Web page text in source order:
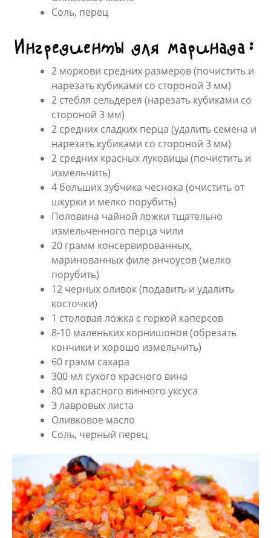
Соль, перец
Ингредиенты для маринада:
2 моркови средних размеров (почистить и
нарезать кубиками со стороной 3 мм)
2 стебля сельдерея (нарезать кубиками со
стороной 3 мм)
2 средних сладких перца (удалить семена и
нарезать кубиками со стороной 3 мм)
2 средних красных луковицы (почистить и
измельчить)
4 больших зубчика чеснока (очистить от
шкурки и мелко порубить)
Половина чайной ложки тщательно
измельченного перца чили
20 грамм консервированных,
маринованных филе анчоусов (мелко
порубить)
12 черных оливок (подавить и удалить
косточки)
1 столовая ложка с горкой каперсов
8-10 маленьких корнишонов (обрезать
кончики и хорошо измельчить)
60 грамм сахара
300 мл сухого красного вина
80 мл красного винного уксуса
3 лавровых листа
Оливковое масло
Соль, черный перец